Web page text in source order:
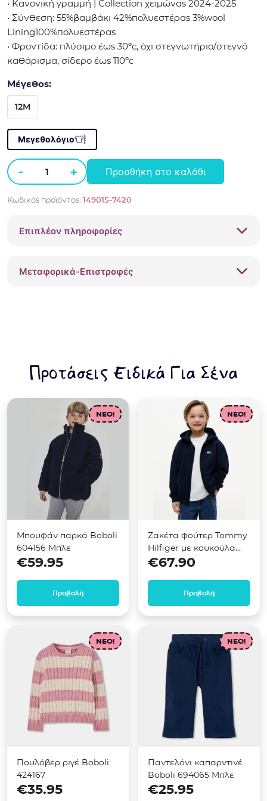
• Κανονική γραμμή | Collection χειμώνας 2024-2025
• Σύνθεση: 55%βαμβάκι 42%πολυεστέρας 3%wool
Lining100%πολυεστέρας
• Φροντίδα: πλύσιμο έως 30ºc, όχι στεγνωτήριο/στεγνό
καθάρισμα, σίδερο έως 110ºc
Μέγεθος:
12M
Μεγεθολόγιο
-
Πλεκτή
fleece
149015
+ Προσθήκη στο καλάθι
Κωδικός προϊόντος: 149015-7420
Επιπλέον πληροφορίες
Μεταφορικά-Επιστροφές
Προτάσεις Ειδικά Για Σένα
NEO!
Μπουφάν παρκά Boboli
604156 Μπλε
€59.95
Προβολή
NEO!
Ζακέτα φούτερ Tommy
Hilfiger με κουκούλα
Μπλε KB0KB10553
€67.90
Προβολή
NEO!
Πουλόβερ ριγέ Boboli
424167
€35.95
NEO!
Παντελόνι καπαρντινέ
Boboli 694065 Μπλε
€25.95